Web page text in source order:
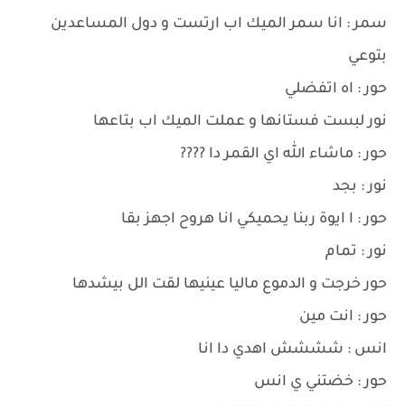
سمر : انا سمر الميك اب ارتست و دول المساعدين
بتوعي
حور : اه اتفضلي
نور لبست فستانها و عملت الميك اب بتاعها
حور : ماشاء الله اي القمر دا ????
نور : بجد
حور : ا ايوة ربنا يحميكي انا هروح اجهز بقا
نور : تمام
حور خرجت و الدموع ماليا عينيها لقت الل بيشدها
حور : انت مين
انس : شششش اهدي دا انا
حور : خضتني ي انس